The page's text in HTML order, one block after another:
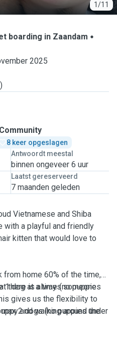
1/11
boarding in Zaandam
2025
)
8 keer opgeslagen
Antwoordt meestal
binnen ongeveer 6 uur
Laatst gereserveerd
7 maanden geleden
Vietnamese and Shiba
with a playful and friendly
kitten that would love to
from home 60% of the time,
there is always someone
gives us the flexibility to
and walking around the
1 dog at a time (no puppies
2 dogs (no puppies under